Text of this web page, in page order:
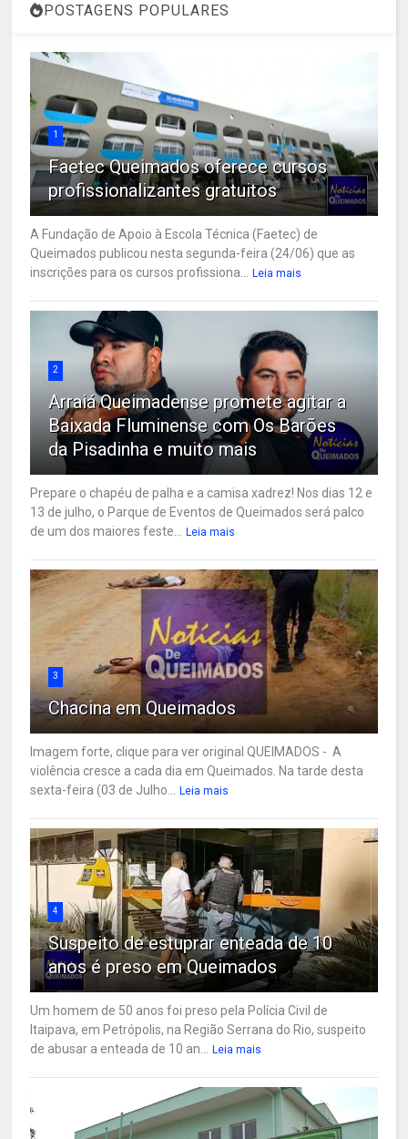
POSTAGENS POPULARES
1
Faetec Queimados oferece cursos
profissionalizantes gratuitos
A Fundação de Apoio à Escola Técnica (Faetec) de
Queimados publicou nesta segunda-feira (24/06) que as
inscrições para os cursos profissiona...
Leia mais
2
Arraiá Queimadense promete agitar a
Baixada Fluminense com Os Barões
da Pisadinha e muito mais
Prepare o chapéu de palha e a camisa xadrez! Nos dias 12 e
13 de julho, o Parque de Eventos de Queimados será palco
de um dos maiores feste...
Leia mais
3
Chacina em Queimados
Imagem forte, clique para ver original QUEIMADOS - A
violência cresce a cada dia em Queimados. Na tarde desta
sexta-feira (03 de Julho...
Leia mais
4
Suspeito de estuprar enteada de 10
anos é preso em Queimados
Um homem de 50 anos foi preso pela Polícia Civil de
Itaipava, em Petrópolis, na Região Serrana do Rio, suspeito
de abusar a enteada de 10 an...
Leia mais